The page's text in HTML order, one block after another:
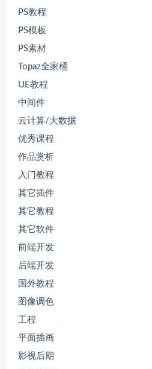
PS教程
PS模板
PS素材
Topaz全家桶
UE教程
中间件
云计算/大数据
优秀课程
作品赏析
入门教程
其它插件
其它教程
其它软件
前端开发
后端开发
国外教程
图像调色
工程
平面插画
影视后期